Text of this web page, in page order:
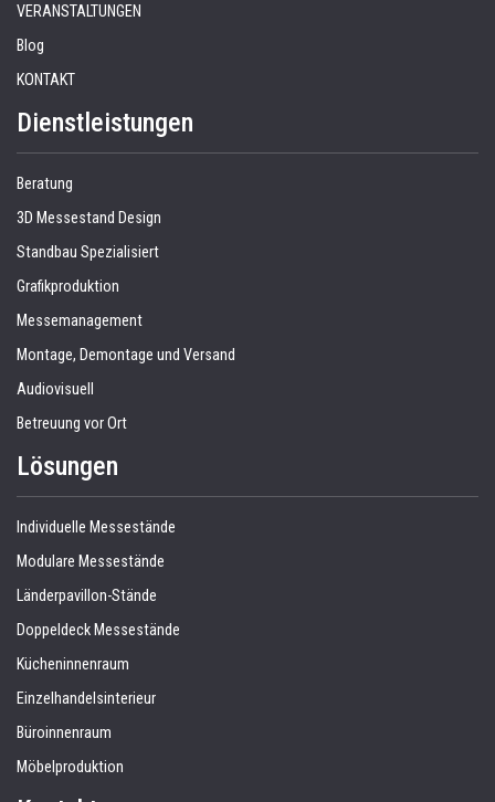
VERANSTALTUNGEN
Blog
KONTAKT
Dienstleistungen
Beratung
3D Messestand Design
Standbau Spezialisiert
Grafikproduktion
Messemanagement
Montage, Demontage und Versand
Audiovisuell
Betreuung vor Ort
Lösungen
Individuelle Messestände
Modulare Messestände
Länderpavillon-Stände
Doppeldeck Messestände
Kücheninnenraum
Einzelhandelsinterieur
Büroinnenraum
Möbelproduktion